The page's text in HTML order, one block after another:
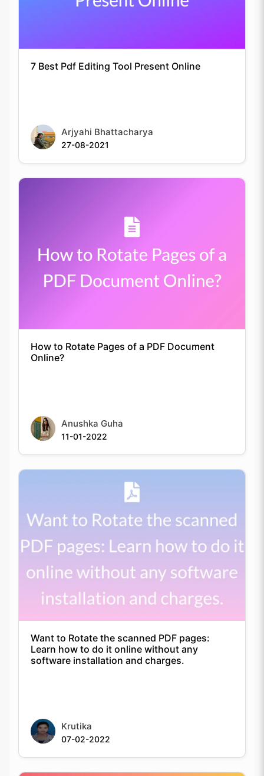
7 Best Pdf Editing Tool Present Online
Arjyahi Bhattacharya
27-08-2021
How to Rotate Pages of a PDF Document
Online?
Anushka Guha
11-01-2022
Want to Rotate the scanned PDF pages:
Learn how to do it online without any
software installation and charges.
Krutika
07-02-2022